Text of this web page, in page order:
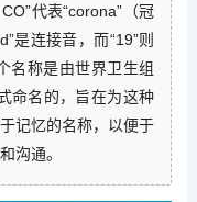
代表“corona”（冠
是连接音，而“19”则
名称是由世界卫生组
命名的，旨在为这种
记忆的名称，以便于
沟通。